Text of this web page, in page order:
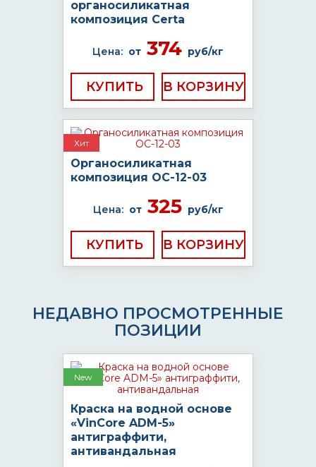
органосиликатная
композиция Certa
Цена: от 374 руб/кг
КУПИТЬ
Хит
Органосиликатная
композиция ОС-12-03
Цена: от325 руб/кг
КУПИТЬ
НЕДАВНО ПРОСМОТРЕННЫЕ
ПОЗИЦИИ
New
Краска на водной основе
«VinCore ADM-5»
антиграффити,
антивандальная